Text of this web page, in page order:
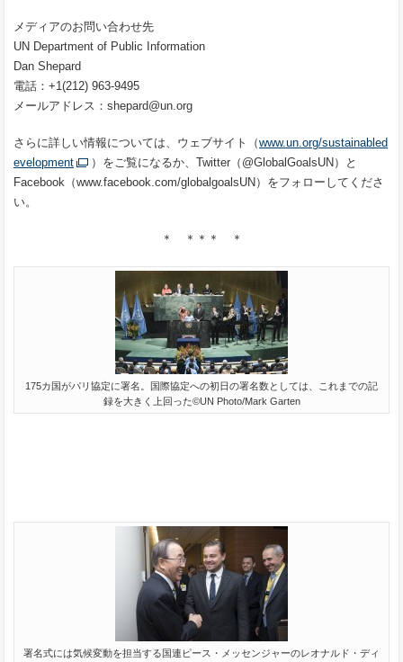
メディアのお問い合わせ先
UN Department of Public Information
Dan Shepard
電話：+1(212) 963-9495
メールアドレス：shepard@un.org
さらに詳しい情報については、ウェブサイト（www.un.org/sustainabled
evelopment
）をご覧になるか、Twitter（@GlobalGoalsUN）と
Facebook（www.facebook.com/globalgoalsUN）をフォローしてくださ
い。
＊ ＊＊＊ ＊
175カ国がパリ協定に署名。国際協定への初日の署名数としては、これまでの記
録を大きく上回った©UN Photo/Mark Garten
署名式には気候変動を担当する国連ピース・メッセンジャーのレオナルド・ディ